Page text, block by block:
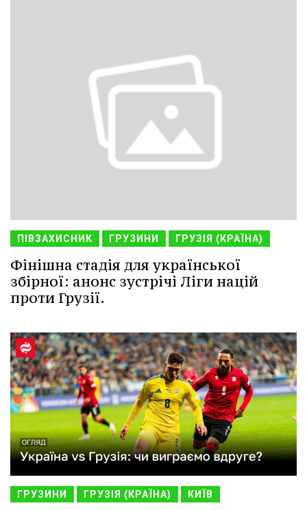
ПІВЗАХИСНИК ГРУЗИНИ ГРУЗІЯ (КРАЇНА)
Фінішна стадія для української
збірної: анонс зустрічі Ліги націй
проти Грузії.
ГРУЗИНИ ГРУЗІЯ (КРАЇНА) КИЇВ